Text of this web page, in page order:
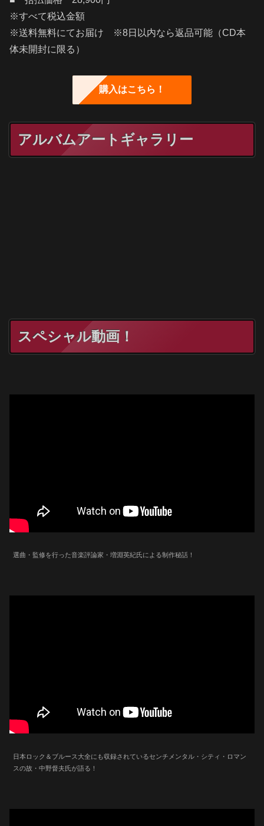
※すべて税込金額
※送料無料にてお届け ※8日以内なら返品可能（CD本
体未開封に限る）
購入はこちら！
アルバムアートギャラリー
スペシャル動画！
選曲・監修を行った音楽評論家・増淵英紀氏による制作秘話！
日本ロック＆ブルース大全にも収録されているセンチメンタル・シティ・ロマン
スの故・中野督夫氏が語る！